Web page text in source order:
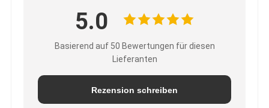
5.0
Basierend auf 50 Bewertungen für diesen
Lieferanten
Rezension schreiben